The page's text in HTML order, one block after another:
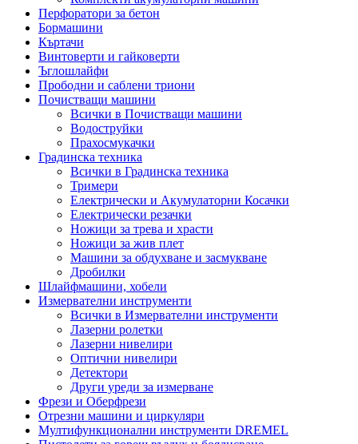
Перфоратори за бетон
Бормашини
Къртачи
Винтоверти и гайковерти
Ъглошлайфи
Прободни и саблени триони
Почистващи машини
Всички в Почистващи машини
Водоструйки
Прахосмукачки
Градинска техника
Всички в Градинска техника
Тримери
Електрически и Акумулаторни Косачки
Електрически резачки
Ножици за трева и храсти
Ножици за жив плет
Машини за обдухване и засмукване
Дробилки
Шлайфмашини, хобели
Измервателни инструменти
Всички в Измервателни инструменти
Лазерни ролетки
Лазерни нивелири
Оптични нивелири
Детектори
Други уреди за измерване
Фрези и Оберфрези
Отрезни машини и циркуляри
Мултифункционални инструменти DREMEL